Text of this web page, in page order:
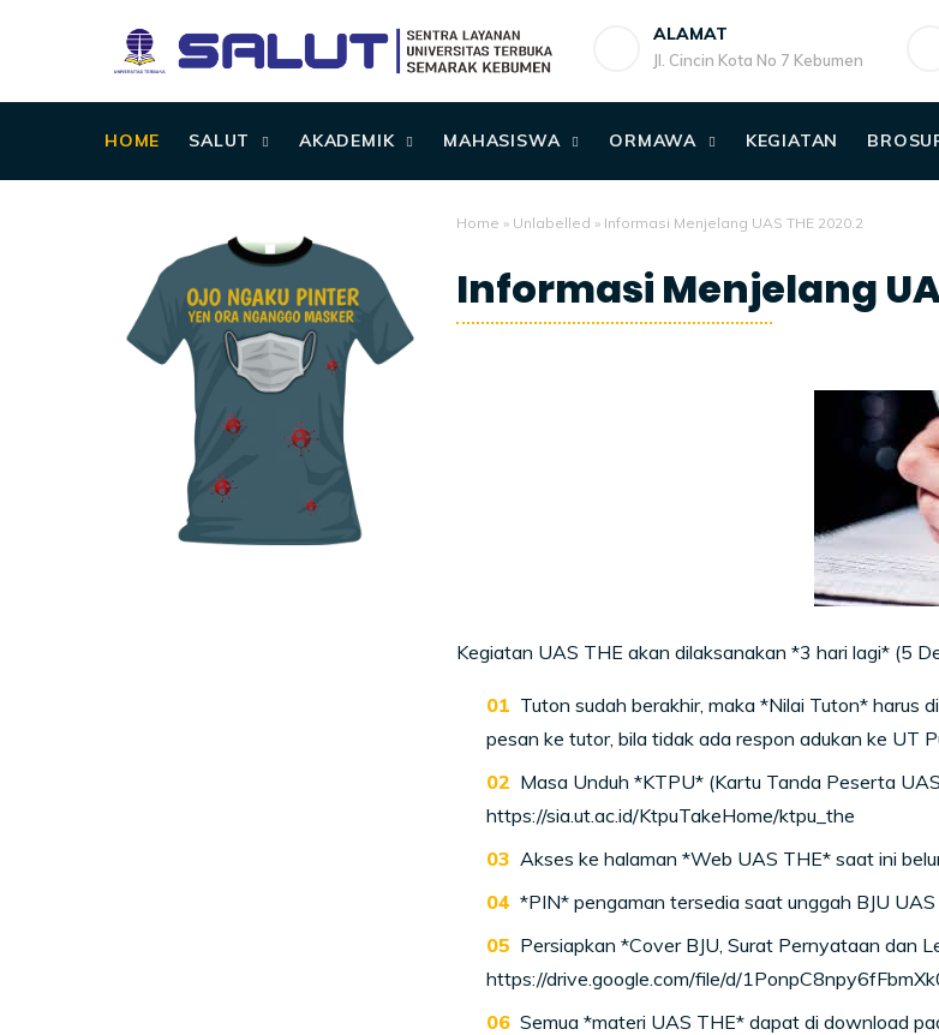
ALAMAT
Jl. Cincin Kota No 7 Kebumen
HOME SALUT AKADEMIK MAHASISWA ORMAWA KEGIATAN
Home » Unlabelled » Informasi Menjelang UAS THE 2020.2
Informasi Menjelang
Kegiatan UAS THE akan dilaksanakan *3 hari lagi* (5
Tuton sudah berakhir, maka *Nilai Tuton* harus
pesan ke tutor, bila tidak ada respon adukan ke UT
Masa Unduh *KTPU* (Kartu Tanda Peserta
https://sia.ut.ac.id/KtpuTakeHome/ktpu_the
Akses ke halaman *Web UAS THE* saat ini
*PIN* pengaman tersedia saat unggah BJU UAS
Persiapkan *Cover BJU, Surat Pernyataan dan
https://drive.google.com/file/d/
Semua *materi UAS THE* dapat di download